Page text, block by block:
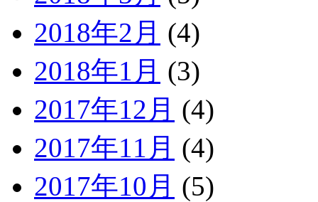
2018年2月 (4)
2018年1月 (3)
2017年12月 (4)
2017年11月 (4)
2017年10月 (5)